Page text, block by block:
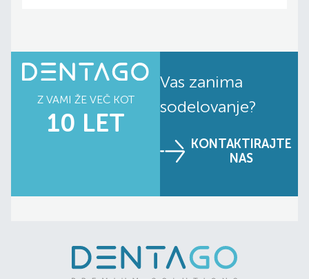
Z VAMI ŽE VEČ KOT
10 LET
Vas zanima
sodelovanje?
KONTAKTIRAJTE
NAS